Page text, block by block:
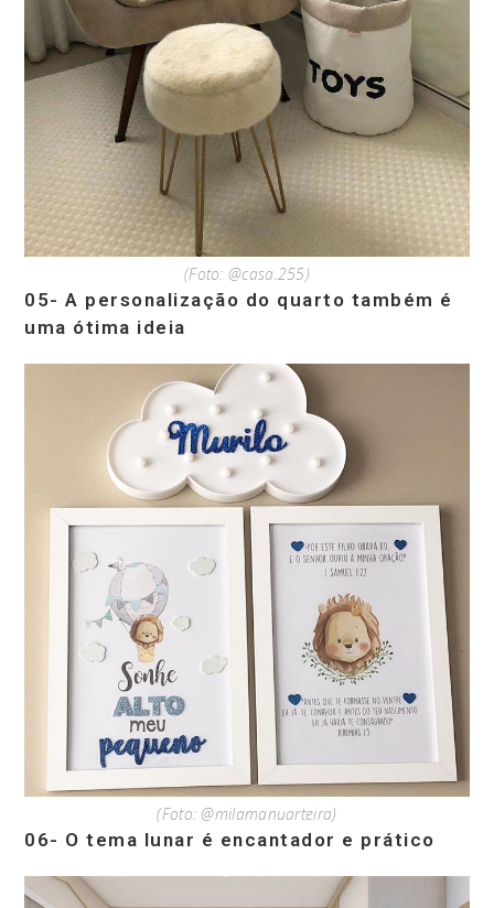
(Foto: @casa.255)
05- A personalização do quarto também é
uma ótima ideia
(Foto: @milamanuarteira)
06- O tema lunar é encantador e prático